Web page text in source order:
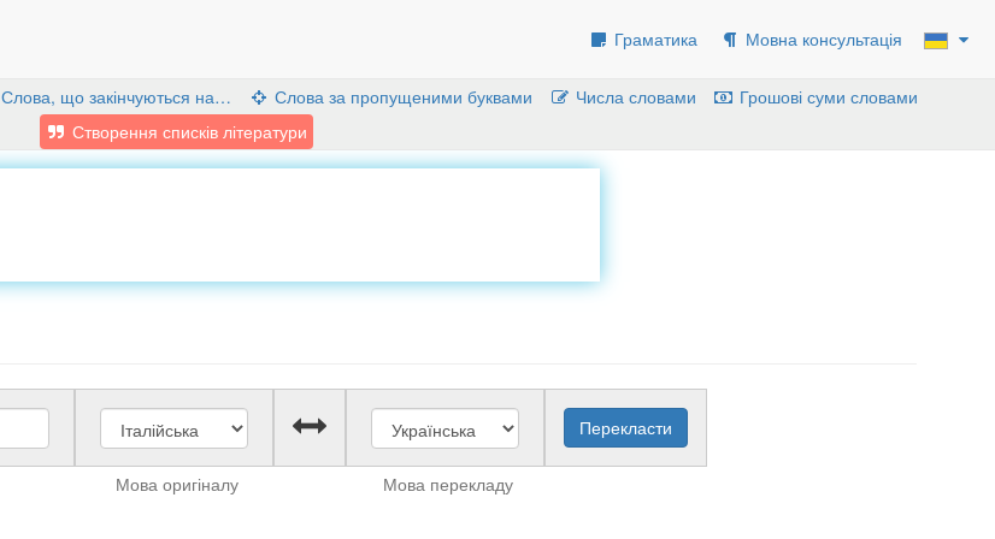
Граматика Мовна консультація
Слова, що закінчуються на… Слова за пропущеними буквами Числа словами
Грошові суми словами
Створення списків літератури
Мова оригіналу Мова перекладу